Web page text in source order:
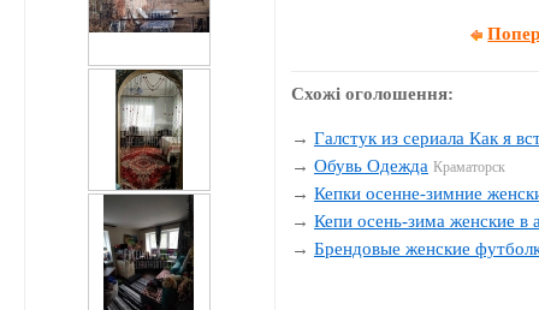
Схожі оголошення:
→Галстук из сериала Как я
→Обувь Одежда Краматорск
→Кепки осенне-зимние
→Кепи осень-зима женские в
→Брендовые женские